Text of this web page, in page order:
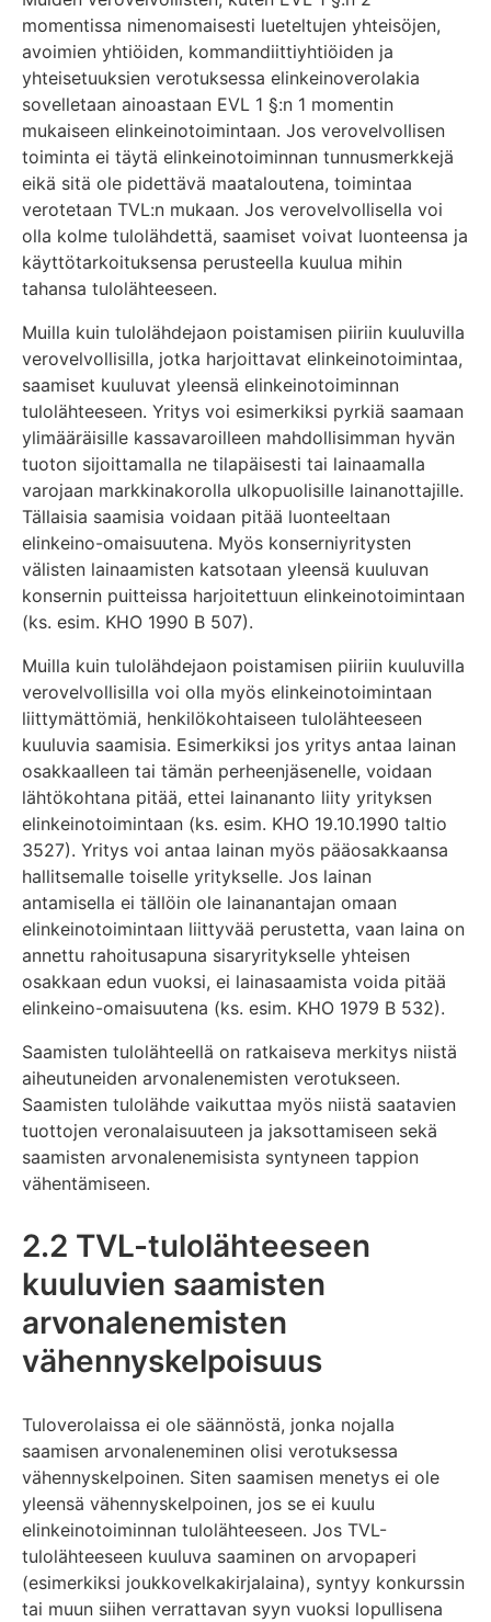
momentissa nimenomaisesti lueteltujen yhteisöjen,
avoimien yhtiöiden, kommandiittiyhtiöiden ja
yhteisetuuksien verotuksessa elinkeinoverolakia
sovelletaan ainoastaan EVL 1 §:n 1 momentin
mukaiseen elinkeinotoimintaan. Jos verovelvollisen
toiminta ei täytä elinkeinotoiminnan tunnusmerkkejä
eikä sitä ole pidettävä maataloutena, toimintaa
verotetaan TVL:n mukaan. Jos verovelvollisella voi
olla kolme tulolähdettä, saamiset voivat luonteensa ja
käyttötarkoituksensa perusteella kuulua mihin
tahansa tulolähteeseen.
Muilla kuin tulolähdejaon poistamisen piiriin kuuluvilla
verovelvollisilla, jotka harjoittavat elinkeinotoimintaa,
saamiset kuuluvat yleensä elinkeinotoiminnan
tulolähteeseen. Yritys voi esimerkiksi pyrkiä saamaan
ylimääräisille kassavaroilleen mahdollisimman hyvän
tuoton sijoittamalla ne tilapäisesti tai lainaamalla
varojaan markkinakorolla ulkopuolisille lainanottajille.
Tällaisia saamisia voidaan pitää luonteeltaan
elinkeino-omaisuutena. Myös konserniyritysten
välisten lainaamisten katsotaan yleensä kuuluvan
konsernin puitteissa harjoitettuun elinkeinotoimintaan
(ks. esim. KHO 1990 B 507).
Muilla kuin tulolähdejaon poistamisen piiriin kuuluvilla
verovelvollisilla voi olla myös elinkeinotoimintaan
liittymättömiä, henkilökohtaiseen tulolähteeseen
kuuluvia saamisia. Esimerkiksi jos yritys antaa lainan
osakkaalleen tai tämän perheenjäsenelle, voidaan
lähtökohtana pitää, ettei lainananto liity yrityksen
elinkeinotoimintaan (ks. esim. KHO 19.10.1990 taltio
3527). Yritys voi antaa lainan myös pääosakkaansa
hallitsemalle toiselle yritykselle. Jos lainan
antamisella ei tällöin ole lainanantajan omaan
elinkeinotoimintaan liittyvää perustetta, vaan laina on
annettu rahoitusapuna sisaryritykselle yhteisen
osakkaan edun vuoksi, ei lainasaamista voida pitää
elinkeino-omaisuutena (ks. esim. KHO 1979 B 532).
Saamisten tulolähteellä on ratkaiseva merkitys niistä
aiheutuneiden arvonalenemisten verotukseen.
Saamisten tulolähde vaikuttaa myös niistä saatavien
tuottojen veronalaisuuteen ja jaksottamiseen sekä
saamisten arvonalenemisista syntyneen tappion
vähentämiseen.
2.2 TVL-tulolähteeseen
kuuluvien saamisten
arvonalenemisten
vähennyskelpoisuus
Tuloverolaissa ei ole säännöstä, jonka nojalla
saamisen arvonaleneminen olisi verotuksessa
vähennyskelpoinen. Siten saamisen menetys ei ole
yleensä vähennyskelpoinen, jos se ei kuulu
elinkeinotoiminnan tulolähteeseen. Jos TVL-
tulolähteeseen kuuluva saaminen on arvopaperi
(esimerkiksi joukkovelkakirjalaina), syntyy konkurssin
tai muun siihen verrattavan syyn vuoksi lopullisena